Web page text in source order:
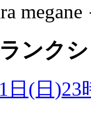
ラン
日(日)23